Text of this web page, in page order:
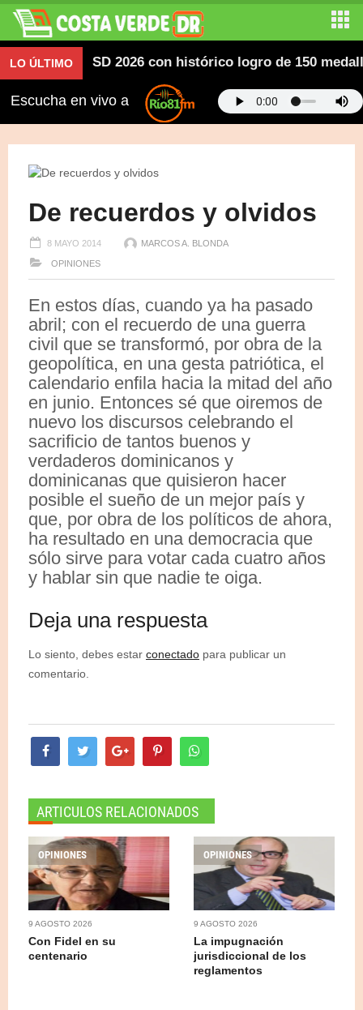
LO ÚLTIMO SD 2026 con histórico logro de 150
Escucha en vivo a
De recuerdos y olvidos
8 MAYO 2014 MARCOS A. BLONDA
OPINIONES
En estos días, cuando ya ha pasado
abril; con el recuerdo de una guerra
civil que se transformó, por obra de la
geopolítica, en una gesta patriótica, el
calendario enfila hacia la mitad del año
en junio. Entonces sé que oiremos de
nuevo los discursos celebrando el
sacrificio de tantos buenos y
verdaderos dominicanos y
dominicanas que quisieron hacer
posible el sueño de un mejor país y
que, por obra de los políticos de ahora,
ha resultado en una democracia que
sólo sirve para votar cada cuatro años
y hablar sin que nadie te oiga.
Deja una respuesta
Lo siento, debes estar conectado para publicar un
comentario.
ARTICULOS RELACIONADOS
OPINIONES
9 AGOSTO 2026
Con Fidel en su
centenario
OPINIONES
9 AGOSTO 2026
La impugnación
jurisdiccional de los
reglamentos